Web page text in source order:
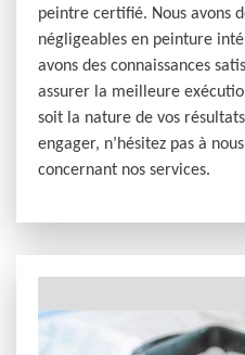
peintre certifié. Nous avons
négligeables en peinture
avons des connaissances
assurer la meilleure
soit la nature de vos
engager, n’hésitez pas à
concernant nos services.